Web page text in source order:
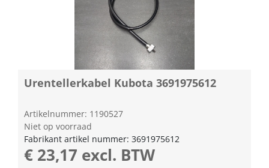
Urentellerkabel Kubota 3691975612
Artikelnummer: 1190527
Niet op voorraad
Fabrikant artikel nummer: 3691975612
€ 23,17 excl. BTW